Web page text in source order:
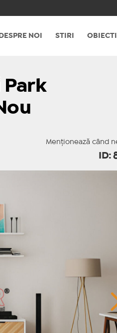
DESPRE NOI STIRI
Menționează când
ID: